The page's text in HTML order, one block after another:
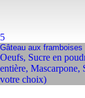
5
Gâteau aux framboises
Oeufs, Sucre en
entière, Mascarpone,
votre choix)